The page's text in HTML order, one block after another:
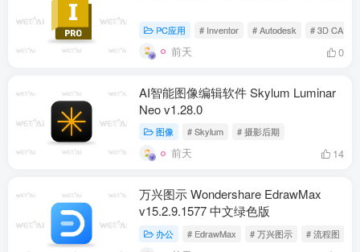
PC应用 # Inventor # Autodesk # 3D CAD
前天 0
AI智能图像编辑软件 Skylum Luminar
Neo v1.28.0
图像 # Skylum # 摄影后期
前天 14
万兴图示 Wondershare EdrawMax
v15.2.9.1577 中文绿色版
办公 # EdrawMax # 万兴图示 # 流程图